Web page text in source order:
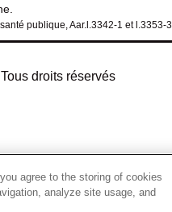
publique, Aar.l.3342-1 et l.3353-3
droits réservés
agree to the storing of cookies
analyze site usage, and